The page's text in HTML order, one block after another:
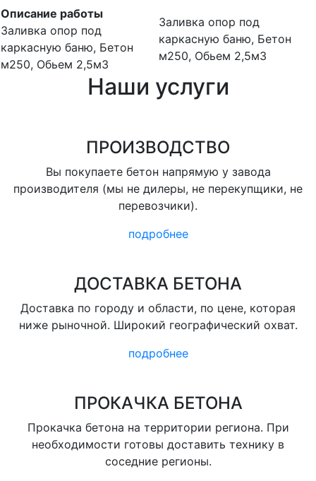
Описание работы
Заливка опор под
каркасную баню, Бетон
м250, Обьем 2,5м3
Заливка опор под
каркасную баню, Бетон
м250, Обьем 2,5м3
Наши услуги
ПРОИЗВОДСТВО
Вы покупаете бетон напрямую у завода
производителя (мы не дилеры, не перекупщики, не
перевозчики).
подробнее
ДОСТАВКА БЕТОНА
Доставка по городу и области, по цене, которая
ниже рыночной. Широкий географический охват.
подробнее
ПРОКАЧКА БЕТОНА
Прокачка бетона на территории региона. При
необходимости готовы доставить технику в
соседние регионы.